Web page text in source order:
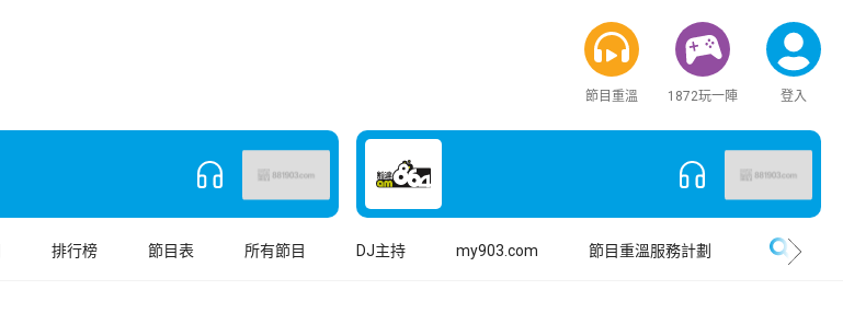
節目重溫 1872玩一陣 登入
排行榜 節目表 所有節目 DJ主持 my903.com 節目重溫服務計劃